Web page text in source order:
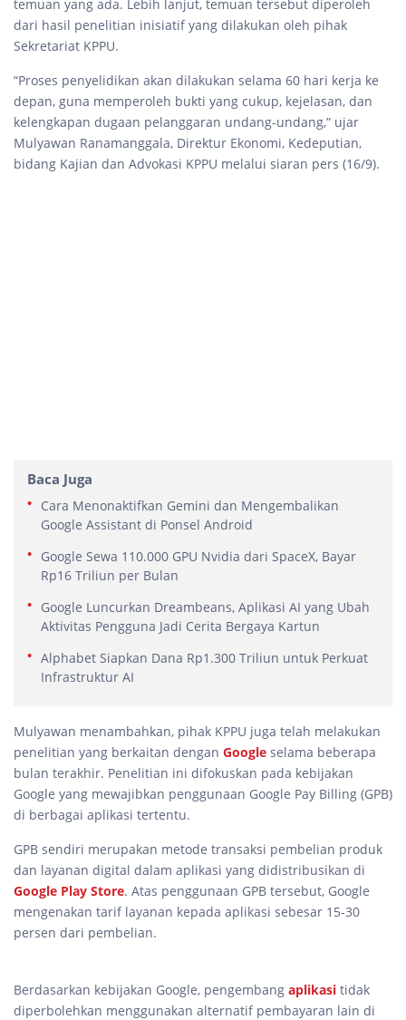
temuan yang ada. Lebih lanjut, temuan tersebut diperoleh
dari hasil penelitian inisiatif yang dilakukan oleh pihak
Sekretariat KPPU.
“Proses penyelidikan akan dilakukan selama 60 hari kerja ke
depan, guna memperoleh bukti yang cukup, kejelasan, dan
kelengkapan dugaan pelanggaran undang-undang,” ujar
Mulyawan Ranamanggala, Direktur Ekonomi, Kedeputian,
bidang Kajian dan Advokasi KPPU melalui siaran pers (16/9).
Baca Juga
Cara Menonaktifkan Gemini dan Mengembalikan
Google Assistant di Ponsel Android
Google Sewa 110.000 GPU Nvidia dari SpaceX, Bayar
Rp16 Triliun per Bulan
Google Luncurkan Dreambeans, Aplikasi AI yang Ubah
Aktivitas Pengguna Jadi Cerita Bergaya Kartun
Alphabet Siapkan Dana Rp1.300 Triliun untuk Perkuat
Infrastruktur AI
Mulyawan menambahkan, pihak KPPU juga telah melakukan
penelitian yang berkaitan dengan Google selama beberapa
bulan terakhir. Penelitian ini difokuskan pada kebijakan
Google yang mewajibkan penggunaan Google Pay Billing (GPB)
di berbagai aplikasi tertentu.
GPB sendiri merupakan metode transaksi pembelian produk
dan layanan digital dalam aplikasi yang didistribusikan di
Google Play Store. Atas penggunaan GPB tersebut, Google
mengenakan tarif layanan kepada aplikasi sebesar 15-30
persen dari pembelian.
Berdasarkan kebijakan Google, pengembang aplikasi tidak
diperbolehkan menggunakan alternatif pembayaran lain di